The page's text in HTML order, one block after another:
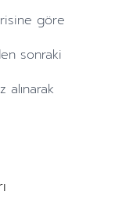
göre
sonraki
alınarak